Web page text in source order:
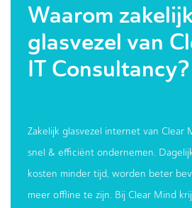
Waarom
glasvezel van
IT Consultancy?
Zakelijk glasvezel internet van Clear
snel & efficiënt ondernemen.
kosten minder tijd, worden beter
meer offline te zijn. Bij Clear Mind